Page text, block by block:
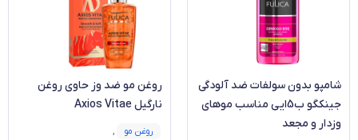
شامپو بدون سولفات ضد آلودگی
جینکگو ب5ایی مناسب موهای
وزدار و مجعد
روغن مو ضد وز حاوی روغن
نارگیل Axios Vitae
روغن مو
,